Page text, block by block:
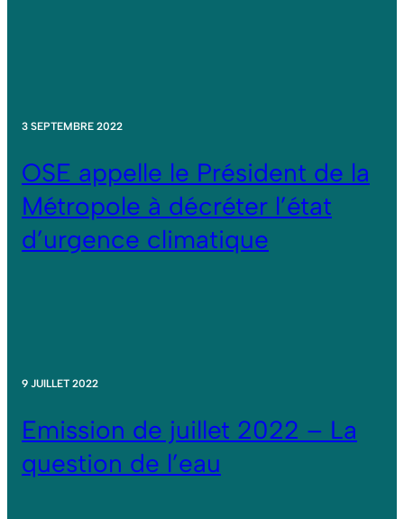
3 SEPTEMBRE 2022
OSE appelle le Président de la
Métropole à décréter l’état
d’urgence climatique
9 JUILLET 2022
Emission de juillet 2022 – La
question de l’eau